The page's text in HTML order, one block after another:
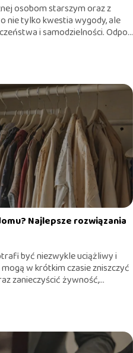
osobom starszym oraz z
nie tylko kwestia wygody, ale
i samodzielności. Odpo...
Najlepsze rozwiązania
być niezwykle uciążliwy i
w krótkim czasie zniszczyć
zanieczyścić żywność,...